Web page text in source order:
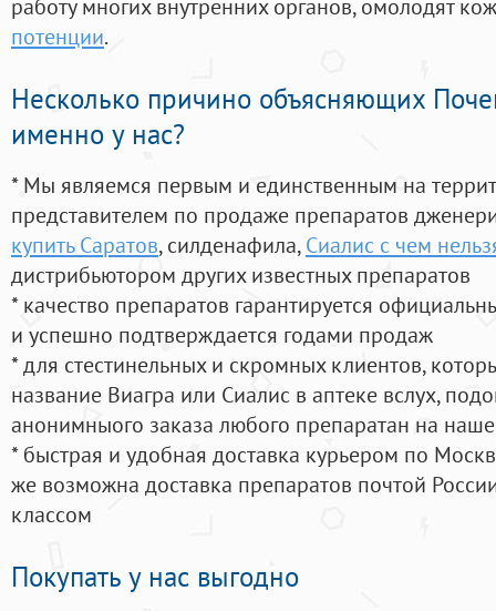
работу многих внутренних органов, омолодят
потенции.
Несколько причино объясняющих
именно у нас?
* Мы являемся первым и единственным на
представителем по продаже препаратов
купить Саратов, силденафила, Сиалис с чем
дистрибьютором других известных препаратов
* качество препаратов гарантируется
и успешно подтверждается годами продаж
* для стестинельных и скромных клиентов,
название Виагра или Сиалис в аптеке вслух,
анонимныого заказа любого препаратан на
* быстрая и удобная доставка курьером по
же возможна доставка препаратов почтой
классом
Покупать у нас выгодно